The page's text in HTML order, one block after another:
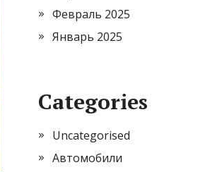
Февраль 2025
Январь 2025
Categories
Uncategorised
Автомобили